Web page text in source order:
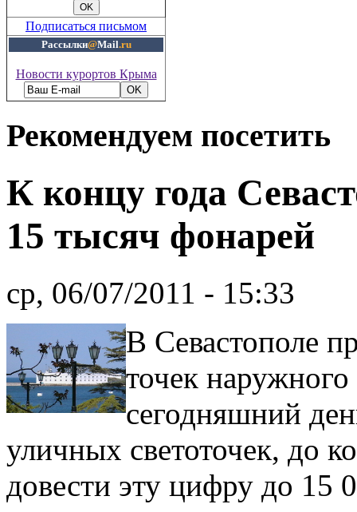
Подписаться письмом
Рассылки@Mail.ru
Новости курортов Крыма
Рекомендуем посетить
К концу года
15 тысяч фонарей
ср, 06/07/2011 - 15:33
В Севастополе
точек
сегодняшний
уличных светоточек, до
довести эту цифру до 15